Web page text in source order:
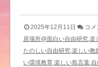
2025年12月11日
評
価
の
見
コ
居場所@面白い自由研究,
たのしい自由研究,楽しい
い環境教育,楽しい島言葉,